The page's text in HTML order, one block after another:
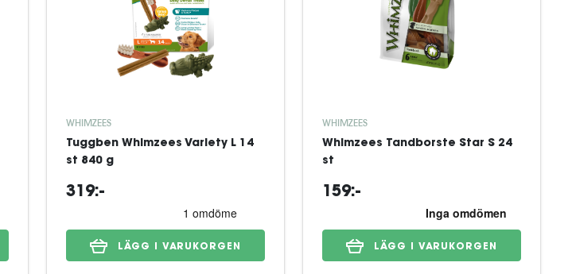
WHIMZEES
Tuggben Whimzees Variety L 14
st 840 g
319:-
LÄGG I VARUKORGEN
WHIMZEES
Whimzees Tandborste Star S 24
st
159:-
LÄGG I VARUKORGEN